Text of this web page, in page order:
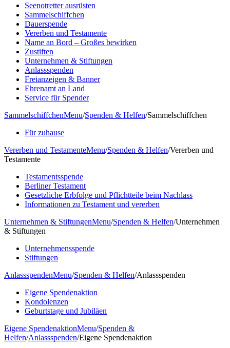
Seenotretter ausrüsten
Sammelschiffchen
Dauerspende
Vererben und Testamente
Name an Bord – Großes bewirken
Zustiften
Unternehmen & Stiftungen
Anlassspenden
Freianzeigen & Banner
Ehrenamt an Land
Service für Spender
SammelschiffchenMenu/Spenden & Helfen/Sammelschiffchen
Für zuhause
Vererben und TestamenteMenu/Spenden & Helfen/Vererben und
Testamente
Testamentsspende
Berliner Testament
Gesetzliche Erbfolge und Pflichtteile beim Nachlass
Informationen zu Testament und vererben
Unternehmen & StiftungenMenu/Spenden & Helfen/Unternehmen
& Stiftungen
Unternehmensspende
Stiftungen
AnlassspendenMenu/Spenden & Helfen/Anlassspenden
Eigene Spendenaktion
Kondolenzen
Geburtstage und Jubiläen
Eigene SpendenaktionMenu/Spenden &
Helfen/Anlassspenden/Eigene Spendenaktion